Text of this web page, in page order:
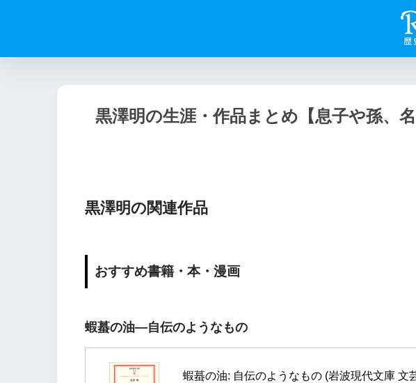
黒澤明の生涯・作品まとめ【息子や孫、名
黒澤明の関連作品
おすすめ書籍・本・漫画
蝦蟇の油―自伝のようなもの
蝦蟇の油: 自伝のようなもの (岩波現代文庫 文